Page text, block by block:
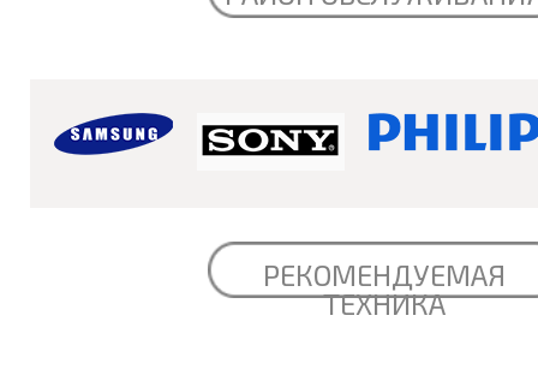
РЕКОМЕНДУЕМАЯ
ТЕХНИКА